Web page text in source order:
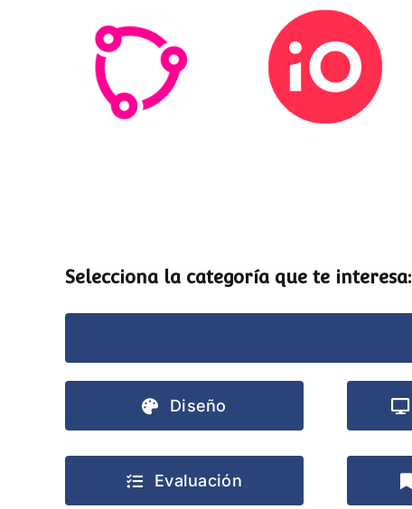
Esemtia Stockio
Selecciona la categoría que te interesa:
Diseño
Evaluación